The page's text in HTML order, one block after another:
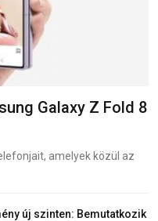
Galaxy Z Fold 8
amelyek közül az
új szinten: Bemutatkozik